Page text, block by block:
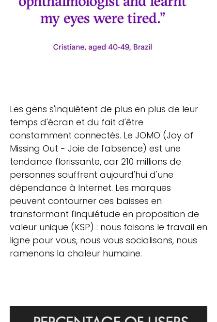
Les gens s'inquiètent de plus en plus de leur
temps d'écran et du fait d'être
constamment connectés. Le JOMO (Joy of
Missing Out - Joie de l'absence) est une
tendance florissante, car 210 millions de
personnes souffrent aujourd'hui d'une
dépendance à Internet. Les marques
peuvent contourner ces baisses en
transformant l'inquiétude en proposition de
valeur unique (KSP) : nous faisons le travail en
ligne pour vous, nous vous socialisons, nous
ramenons la chaleur humaine.